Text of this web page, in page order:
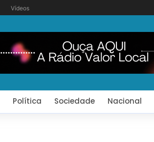
Vídeos
Política Sociedade Nacional